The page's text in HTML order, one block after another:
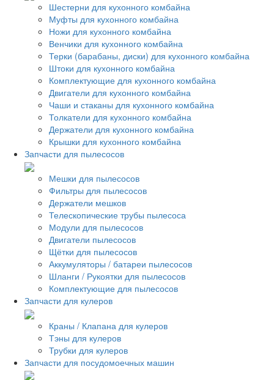
Шестерни для кухонного комбайна
Муфты для кухонного комбайна
Ножи для кухонного комбайна
Венчики для кухонного комбайна
Терки (барабаны, диски) для кухонного комбайна
Штоки для кухонного комбайна
Комплектующие для кухонного комбайна
Двигатели для кухонного комбайна
Чаши и стаканы для кухонного комбайна
Толкатели для кухонного комбайна
Держатели для кухонного комбайна
Крышки для кухонного комбайна
Запчасти для пылесосов
Мешки для пылесосов
Фильтры для пылесосов
Держатели мешков
Телескопические трубы пылесоса
Модули для пылесосов
Двигатели пылесосов
Щётки для пылесосов
Аккумуляторы / батареи пылесосов
Шланги / Рукоятки для пылесосов
Комплектующие для пылесосов
Запчасти для кулеров
Краны / Клапана для кулеров
Тэны для кулеров
Трубки для кулеров
Запчасти для посудомоечных машин